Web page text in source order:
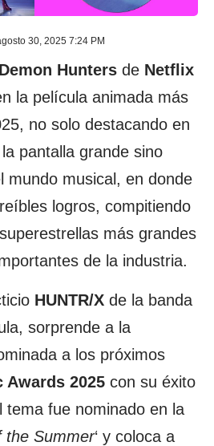
30, 2025 7:24 PM
Hunters de Netflix
la película animada más
no solo destacando en
pantalla grande sino
mundo musical, en donde
logros, compitiendo
más grandes
de la industria.
HUNTR/X de la banda
sorprende a la
a los próximos
Awards 2025 con su éxito
tema fue nominado en la
the Summer‘ y coloca a